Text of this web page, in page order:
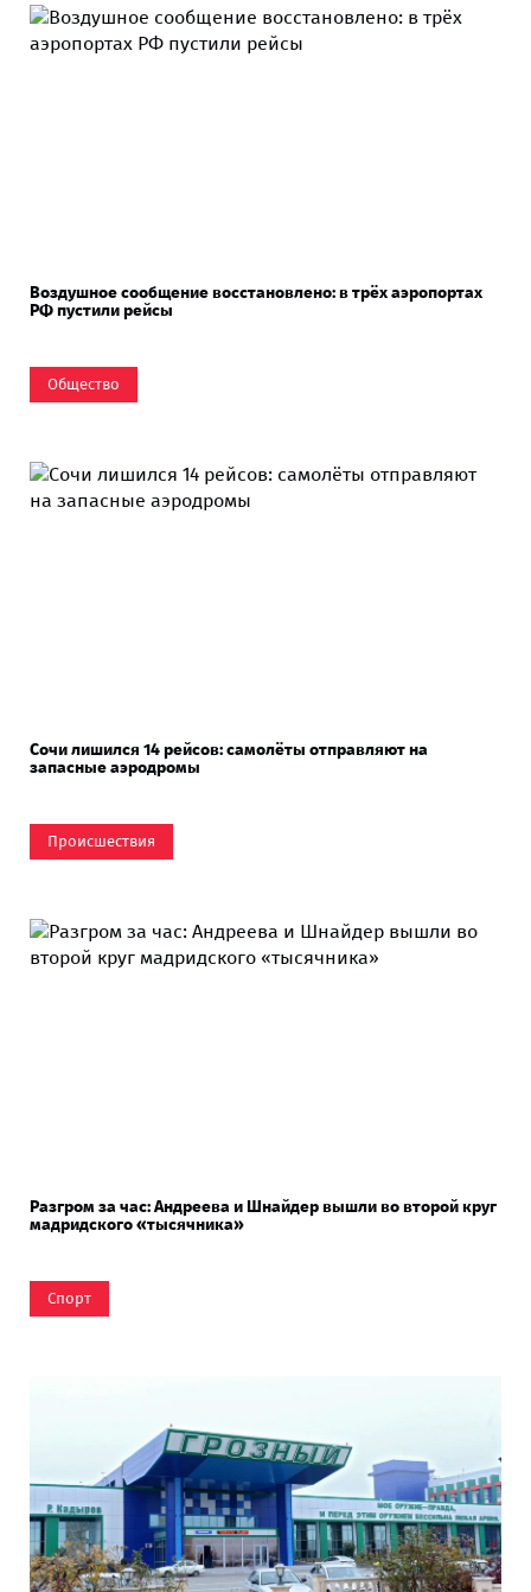
Воздушное сообщение восстановлено: в трёх аэропортах
РФ пустили рейсы
Общество
Сочи лишился 14 рейсов: самолёты отправляют на
запасные аэродромы
Происшествия
Разгром за час: Андреева и Шнайдер вышли во второй круг
мадридского «тысячника»
Спорт